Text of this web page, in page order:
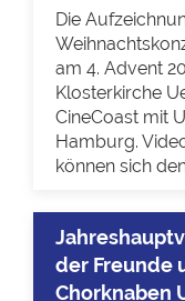
Die
am 4. Advent
Klosterkirche
CineCoast mit
Hamburg.
können sich
der Freunde
Chorknaben